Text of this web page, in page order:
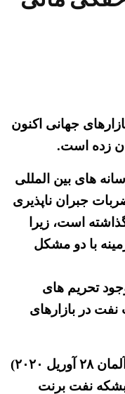
جهانی اکنون
زده است.
های بین المللی
جبران ناپذیری
است، زیرا
با دو مشکل
تحریم های
در بازارهای
یک گزارش بین المللی (خبرگزاری آلمان ۲۸ آوریل ۲۰۲۰)
نفت برنت